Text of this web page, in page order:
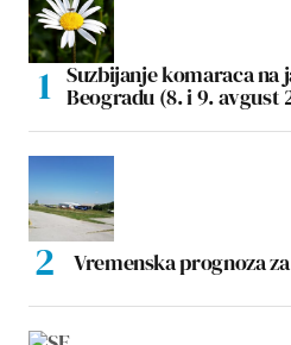
Suzbijanje komaraca
Beogradu (8. i 9. avgust
Vremenska prognoza